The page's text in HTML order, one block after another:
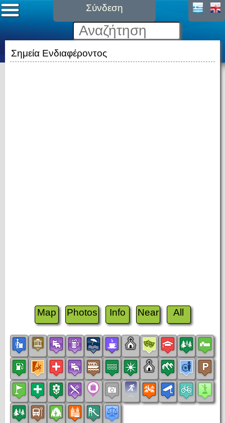
Σύνδεση
Σημεία Ενδιαφέροντος
Map Photos Info Near All